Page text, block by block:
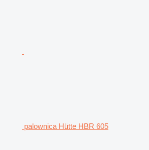
palownica Hütte HBR 605